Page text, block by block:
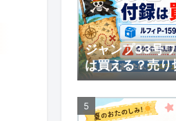
ジャンプ33号
は買える？売
の受注販売・
め